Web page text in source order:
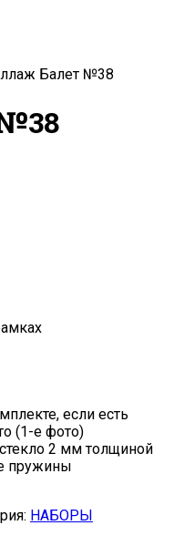
Балет №38
если есть
(1-е фото)
2 мм толщиной
пружины
НАБОРЫ